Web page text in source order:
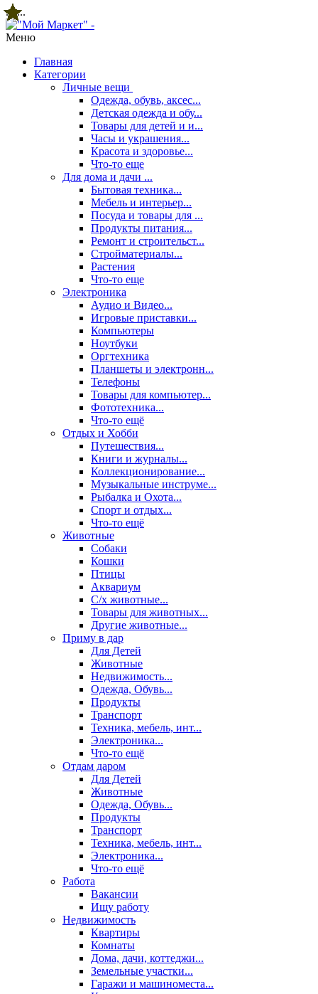
......
Меню
Главная
Категории
Личные вещи
Одежда, обувь, аксес...
Детская одежда и обу...
Товары для детей и и...
Часы и украшения...
Красота и здоровье...
Что-то еще
Для дома и дачи ...
Бытовая техника...
Мебель и интерьер...
Посуда и товары для ...
Продукты питания...
Ремонт и строительст...
Стройматериалы...
Растения
Что-то еще
Электроника
Аудио и Видео...
Игровые приставки...
Компьютеры
Ноутбуки
Оргтехника
Планшеты и электронн...
Телефоны
Товары для компьютер...
Фототехника...
Что-то ещё
Отдых и Хобби
Путешествия...
Книги и журналы...
Коллекционирование...
Музыкальные инструме...
Рыбалка и Охота...
Спорт и отдых...
Что-то ещё
Животные
Собаки
Кошки
Птицы
Аквариум
С/х животные...
Товары для животных...
Другие животные...
Приму в дар
Для Детей
Животные
Недвижимость...
Одежда, Обувь...
Продукты
Транспорт
Техника, мебель, инт...
Электроника...
Что-то ещё
Отдам даром
Для Детей
Животные
Одежда, Обувь...
Продукты
Транспорт
Техника, мебель, инт...
Электроника...
Что-то ещё
Работа
Вакансии
Ищу работу
Недвижимость
Квартиры
Комнаты
Дома, дачи, коттеджи...
Земельные участки...
Гаражи и машиноместа...
star
star
star
star
star
star
star
star
star
star
star
star
star
star
star
star
star
star
star
star
star
star
star
star
star
star
star
star
star
star
star